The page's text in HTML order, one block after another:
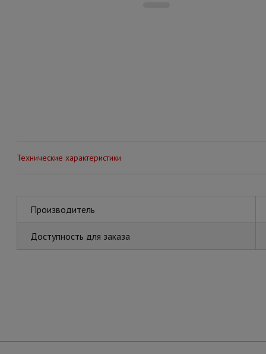
Технические характеристики
Производитель
Доступность для заказа